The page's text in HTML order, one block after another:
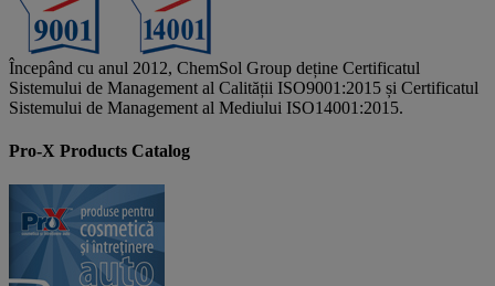
Începând cu anul 2012, ChemSol Group deține Certificatul
Sistemului de Management al Calității ISO9001:2015 și Certificatul
Sistemului de Management al Mediului ISO14001:2015.
Pro-X Products Catalog